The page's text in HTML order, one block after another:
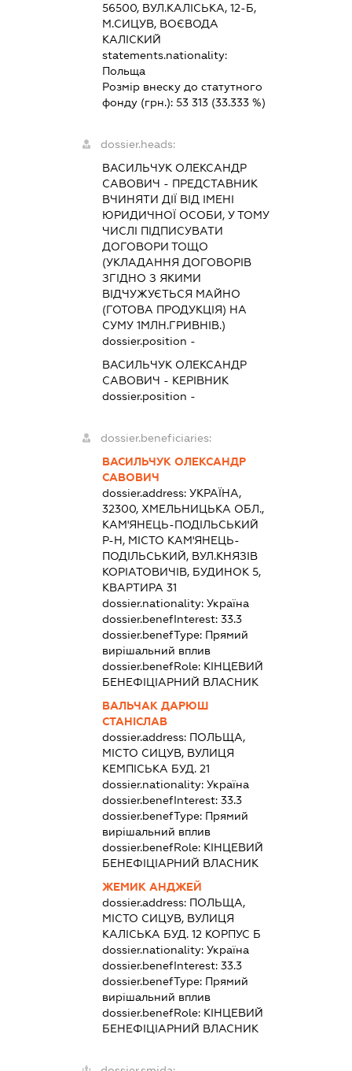
56500, ВУЛ.КАЛІСЬКА, 12-Б,
М.СИЦУВ, ВОЄВОДА
КАЛІСКИЙ
statements.nationality:
Польща
Розмір внеску до статутного
фонду (грн.):53 313 (33.333 %)
dossier.heads:
ВАСИЛЬЧУК ОЛЕКСАНДР
САВОВИЧ - ПРЕДСТАВНИК
ВЧИНЯТИ ДІЇ ВІД ІМЕНІ
ЮРИДИЧНОЇ ОСОБИ, У ТОМУ
ЧИСЛІ ПІДПИСУВАТИ
ДОГОВОРИ ТОЩО
(УКЛАДАННЯ ДОГОВОРІВ
ЗГІДНО З ЯКИМИ
ВІДЧУЖУЄТЬСЯ МАЙНО
(ГОТОВА ПРОДУКЦІЯ) НА
СУМУ 1МЛН.ГРИВНІВ.)
dossier.position -
ВАСИЛЬЧУК ОЛЕКСАНДР
САВОВИЧ - КЕРІВНИК
dossier.position -
dossier.beneficiaries:
ВАСИЛЬЧУК ОЛЕКСАНДР
САВОВИЧ
dossier.address:УКРАЇНА,
32300, ХМЕЛЬНИЦЬКА ОБЛ.,
КАМ'ЯНЕЦЬ-ПОДІЛЬСЬКИЙ
Р-Н, МІСТО КАМ'ЯНЕЦЬ-
ПОДІЛЬСЬКИЙ, ВУЛ.КНЯЗІВ
КОРІАТОВИЧІВ, БУДИНОК 5,
КВАРТИРА 31
dossier.nationality:Україна
dossier.benefInterest:33.3
dossier.benefType: Прямий
вирішальний вплив
dossier.benefRole: КІНЦЕВИЙ
БЕНЕФІЦІАРНИЙ ВЛАСНИК
ВАЛЬЧАК ДАРЮШ
СТАНІСЛАВ
dossier.address: ПОЛЬЩА,
МІСТО СИЦУВ, ВУЛИЦЯ
КЕМПІСЬКА БУД. 21
dossier.nationality:Україна
dossier.benefInterest:33.3
dossier.benefType: Прямий
вирішальний вплив
dossier.benefRole: КІНЦЕВИЙ
БЕНЕФІЦІАРНИЙ ВЛАСНИК
ЖЕМИК АНДЖЕЙ
dossier.address: ПОЛЬЩА,
МІСТО СИЦУВ, ВУЛИЦЯ
КАЛІСЬКА БУД. 12 КОРПУС Б
dossier.nationality:Україна
dossier.benefInterest:33.3
dossier.benefType: Прямий
вирішальний вплив
dossier.benefRole: КІНЦЕВИЙ
БЕНЕФІЦІАРНИЙ ВЛАСНИК